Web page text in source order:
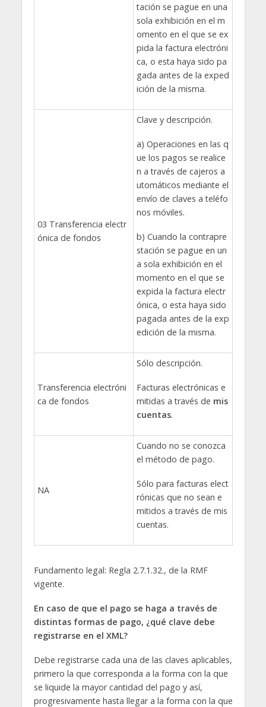
tación se pague en una
sola exhibición en el m
omento en el que se ex
pida la factura electróni
ca, o esta haya sido pa
gada antes de la exped
ición de la misma.
03 Transferencia electr
ónica de fondos
Clave y descripción.
a) Operaciones en las q
ue los pagos se realice
n a través de cajeros a
utomáticos mediante el
envío de claves a teléfo
nos móviles.
b) Cuando la contrapre
stación se pague en un
a sola exhibición en el
momento en el que se
expida la factura electr
ónica, o esta haya sido
pagada antes de la exp
edición de la misma.
Transferencia electróni
ca de fondos
Sólo descripción.
Facturas electrónicas e
mitidas a través de mis
cuentas.
NA
Cuando no se conozca
el método de pago.
Sólo para facturas elect
rónicas que no sean e
mitidos a través de mis
cuentas.
Fundamento legal: Regla 2.7.1.32., de la RMF
vigente.
En caso de que el pago se haga a través de
distintas formas de pago, ¿qué clave debe
registrarse en el XML?
Debe registrarse cada una de las claves aplicables,
primero la que corresponda a la forma con la que
se liquide la mayor cantidad del pago y así,
progresivamente hasta llegar a la forma con la que